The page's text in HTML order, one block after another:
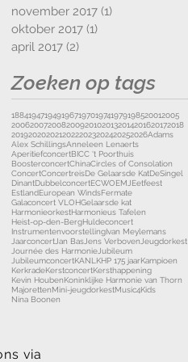
november 2017 (1)
oktober 2017 (1)
april 2017 (2)
Zoeken op tags
1884194719491967197019741979198520012005
2006200720082009201020132014201620172018
20192020202120222023202420252026Adams
Alex SchillingsAnneleen Lenaerts
AperitiefconcertBICC 't Poorthuis
BoosterconcertChinaCircles of Consolation
ConcertConcertreisDe Gelaarsde KatDeSingel
DinantDubbelconcertECWOEMJEetfeest
EstlandEuropean WindsFermate
Galaconcert VLOHGelaarsde kat
HarmonieorkestHarmonieus Tafelen
Heist-op-den-BergHuldeconcert
InstrumentenvoorstellingIvan Meylemans
Jaarconcert Jan Bas Jens Verboven Jeugdorkest
Journée des Harmonie Jubileum
JubileumconcertKANL KHP 175 jaarKampioen
KerkradeKerstconcertKersthappening
Kevin HoubenKoninklijke Harmonie van Thorn
MajorettenMini-jeugdorkestMusic4Kids
Nina Boonen
via